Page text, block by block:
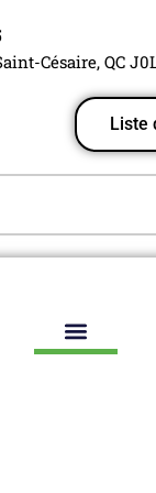
Césaire, QC
Liste